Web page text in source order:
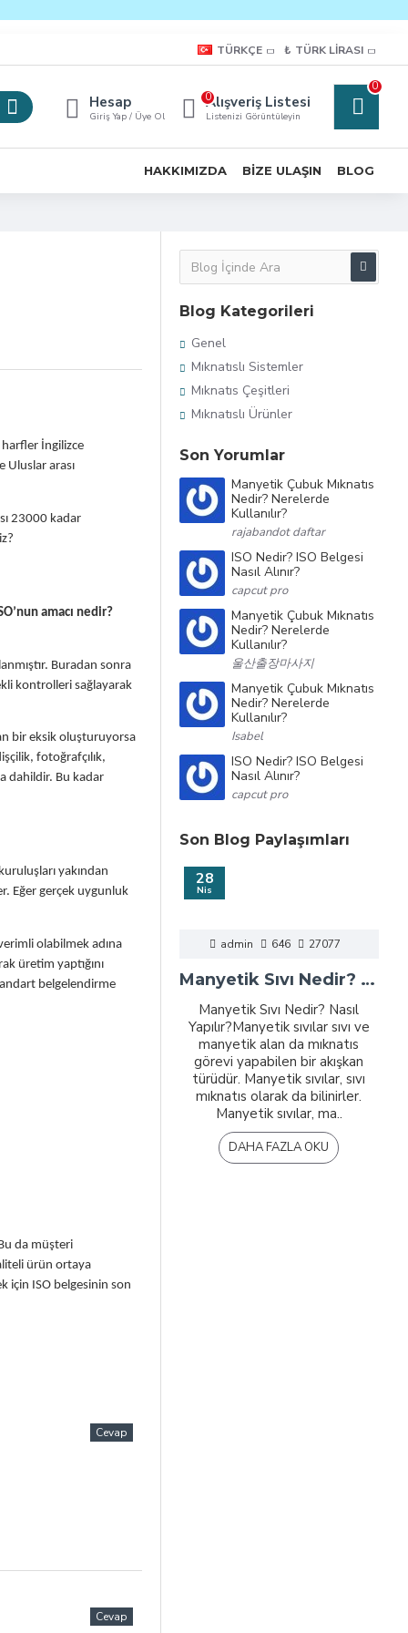
TÜRKÇE ₺ TÜRK LIRASI
Hesap
Giriş Yap / Üye Ol
Alışveriş Listesi
Listenizi Görüntüleyin
0
0
HAKKIMIZDA BIZE ULAŞIN BLOG
harfler İngilizce
Uluslar arası
23000 kadar
amacı nedir?
Buradan sonra
kontrolleri sağlayarak
bir eksik oluşturuyorsa
fotoğrafçılık,
dahildir. Bu kadar
yakından
Eğer gerçek uygunluk
olabilmek adına
üretim yaptığını
belgelendirme
da müşteri
ürün ortaya
için ISO belgesinin son
Cevap
Cevap
Blog Kategorileri
Genel
Mıknatıslı Sistemler
Mıknatıs Çeşitleri
Mıknatıslı Ürünler
Son Yorumlar
Manyetik Çubuk Mıknatıs
Nedir? Nerelerde
Kullanılır?
rajabandot daftar
ISO Nedir? ISO Belgesi
Nasıl Alınır?
capcut pro
Manyetik Çubuk Mıknatıs
Nedir? Nerelerde
Kullanılır?
울산출장마사지
Manyetik Çubuk Mıknatıs
Nedir? Nerelerde
Kullanılır?
Isabel
ISO Nedir? ISO Belgesi
Nasıl Alınır?
capcut pro
Son Blog Paylaşımları
28
Nis
admin 646 27077
Manyetik Sıvı Nedir? Nasıl Yapılır?
Manyetik Sıvı Nedir? Nasıl
Yapılır?Manyetik sıvılar sıvı ve
manyetik alan da mıknatıs
görevi yapabilen bir akışkan
türüdür. Manyetik sıvılar, sıvı
mıknatıs olarak da bilinirler.
Manyetik sıvılar, ma..
DAHA FAZLA OKU